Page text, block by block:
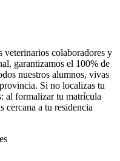
veterinarios colaboradores y
garantizamos el 100% de
nuestros alumnos, vivas
Si no localizas tu
al formalizar tu matrícula
cercana a tu residencia